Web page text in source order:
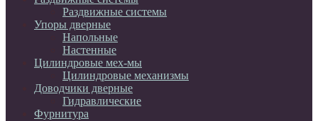
Раздвижные системы
Упоры дверные
Напольные
Настенные
Цилиндровые мех-мы
Цилиндровые механизмы
Доводчики дверные
Гидравлические
Фурнитура